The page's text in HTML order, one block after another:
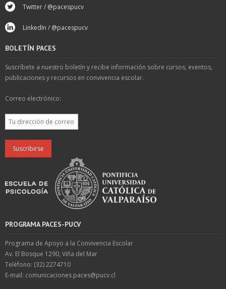
Twitter / @pacespucv
LinkedIn / @pacespucv
BOLETÍN PACES
Suscríbete a nuestro boletín y recibe información sobre cursos, eventos,
publicaciones y recursos en convivencia escolar.
Correo electrónico:
PROGRAMA PACES-PUCV
Programa de Apoyo a la Convivencia Escolar
Av. El Bosque 1290, Viña del Mar
Teléfono: (32) 2274710
E-mail: comunicaciones.paces@pucv.cl